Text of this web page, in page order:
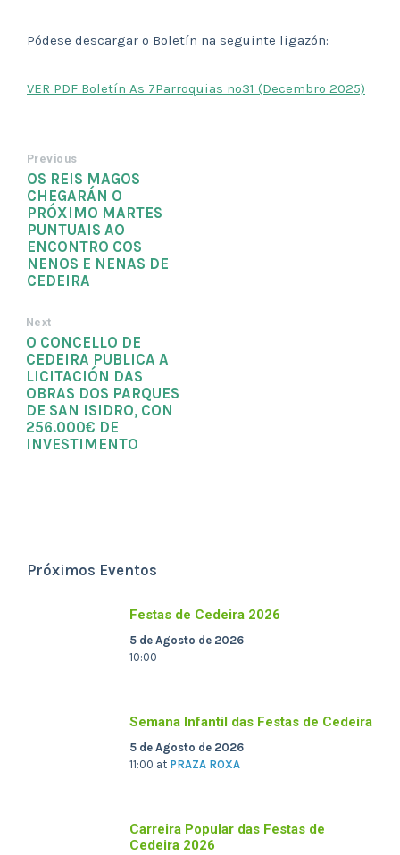
Pódese descargar o Boletín na seguinte ligazón:
VER PDF Boletín As 7Parroquias nº31 (Decembro 2025)
Previous
OS REIS MAGOS
CHEGARÁN O
PRÓXIMO MARTES
PUNTUAIS AO
ENCONTRO COS
NENOS E NENAS DE
CEDEIRA
Next
O CONCELLO DE
CEDEIRA PUBLICA A
LICITACIÓN DAS
OBRAS DOS PARQUES
DE SAN ISIDRO, CON
256.000€ DE
INVESTIMENTO
Próximos Eventos
Festas de Cedeira 2026
5 de Agosto de 2026
10:00
Semana Infantil das Festas de Cedeira
5 de Agosto de 2026
11:00 at PRAZA ROXA
Carreira Popular das Festas de
Cedeira 2026